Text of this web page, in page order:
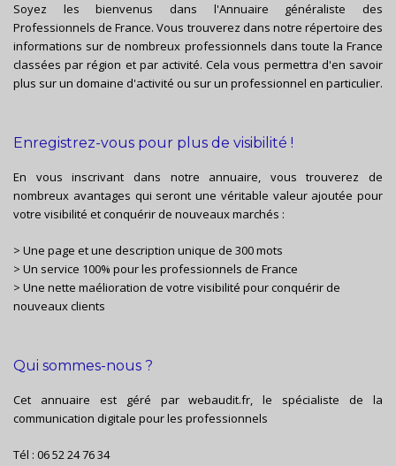
Soyez les bienvenus dans l'Annuaire généraliste des
Professionnels de France. Vous trouverez dans notre répertoire des
informations sur de nombreux professionnels dans toute la France
classées par région et par activité. Cela vous permettra d'en savoir
plus sur un domaine d'activité ou sur un professionnel en particulier.
Enregistrez-vous pour plus de visibilité !
En vous inscrivant dans notre annuaire, vous trouverez de
nombreux avantages qui seront une véritable valeur ajoutée pour
votre visibilité et conquérir de nouveaux marchés :
> Une page et une description unique de 300 mots
> Un service 100% pour les professionnels de France
> Une nette maélioration de votre visibilité pour conquérir de
nouveaux clients
Qui sommes-nous ?
Cet annuaire est géré parwebaudit.fr, le spécialiste de la
communication digitale pour les professionnels
Tél : 06 52 24 76 34